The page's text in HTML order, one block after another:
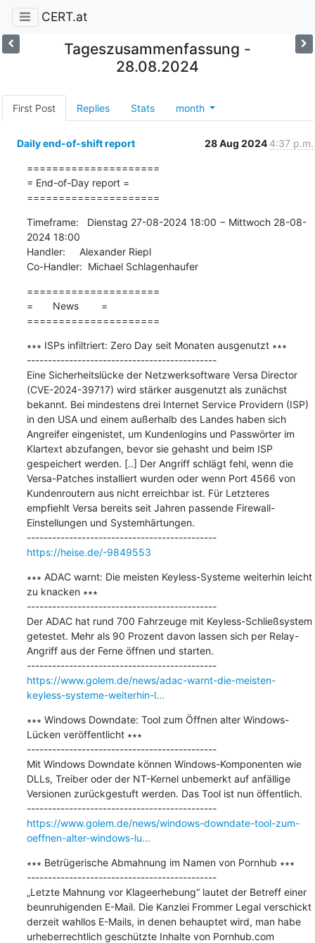
CERT.at
Tageszusammenfassung -
28.08.2024
First Post Replies Stats month
Daily end-of-shift report 28 Aug 2024 4:37 p.m.
=====================
= End-of-Day report =
=====================
Timeframe:   Dienstag 27-08-2024 18:00 − Mittwoch 28-08-
2024 18:00
Handler:     Alexander Riepl
Co-Handler:  Michael Schlagenhaufer
=====================
=       News        =
=====================
∗∗∗ ISPs infiltriert: Zero Day seit Monaten ausgenutzt​ ∗∗∗
---------------------------------------------
Eine Sicherheitslücke der Netzwerksoftware Versa Director
(CVE-2024-39717) wird stärker ausgenutzt als zunächst
bekannt. Bei mindestens drei Internet Service Providern (ISP)
in den USA und einem außerhalb des Landes haben sich
Angreifer eingenistet, um Kundenlogins und Passwörter im
Klartext abzufangen, bevor sie gehasht und beim ISP
gespeichert werden. [..] Der Angriff schlägt fehl, wenn die
Versa-Patches installiert wurden oder wenn Port 4566 von
Kundenroutern aus nicht erreichbar ist. Für Letzteres
empfiehlt Versa bereits seit Jahren passende Firewall-
Einstellungen und Systemhärtungen.
---------------------------------------------
https://heise.de/-9849553
∗∗∗ ADAC warnt: Die meisten Keyless-Systeme weiterhin leicht
zu knacken ∗∗∗
---------------------------------------------
Der ADAC hat rund 700 Fahrzeuge mit Keyless-Schließsystem
getestet. Mehr als 90 Prozent davon lassen sich per Relay-
Angriff aus der Ferne öffnen und starten.
---------------------------------------------
https://www.golem.de/news/adac-warnt-die-meisten-
keyless-systeme-weiterhin-l...
∗∗∗ Windows Downdate: Tool zum Öffnen alter Windows-
Lücken veröffentlicht ∗∗∗
---------------------------------------------
Mit Windows Downdate können Windows-Komponenten wie
DLLs, Treiber oder der NT-Kernel unbemerkt auf anfällige
Versionen zurückgestuft werden. Das Tool ist nun öffentlich.
---------------------------------------------
https://www.golem.de/news/windows-downdate-tool-zum-
oeffnen-alter-windows-lu...
∗∗∗ Betrügerische Abmahnung im Namen von Pornhub ∗∗∗
---------------------------------------------
„Letzte Mahnung vor Klageerhebung“ lautet der Betreff einer
beunruhigenden E-Mail. Die Kanzlei Frommer Legal verschickt
derzeit wahllos E-Mails, in denen behauptet wird, man habe
urheberrechtlich geschützte Inhalte von Pornhub.com